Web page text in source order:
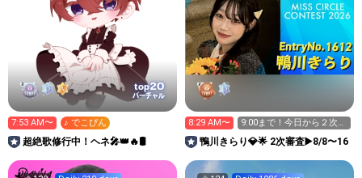
top20
バーチャル
7:53 AM〜 ♪ でこぴん
超絶歌修行中！ヘネ🎤👑🔥🛢
8:29 AM〜
9:00まで！今日から２次審
査！！
鴨川きらり💎🌟 2次審査▶️8/8〜16